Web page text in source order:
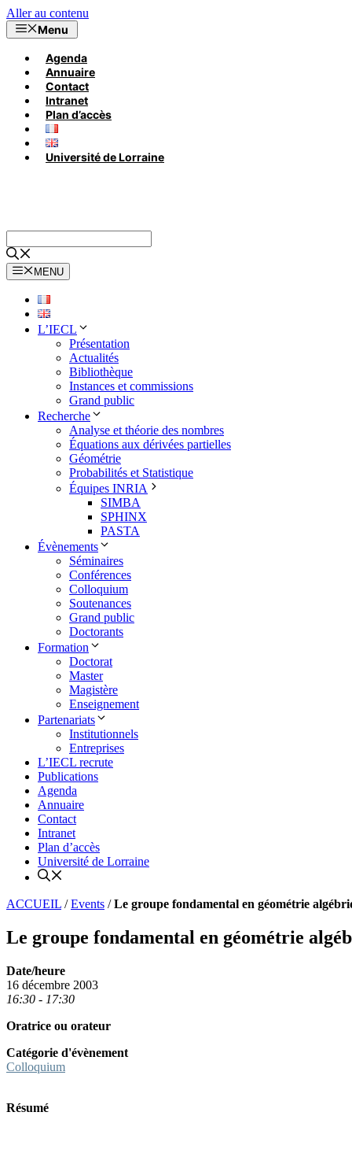
Aller au contenu
Menu
Agenda
Annuaire
Contact
Intranet
Plan d’accès
Université de Lorraine
MENU
L’IECL
Présentation
Actualités
Bibliothèque
Instances et commissions
Grand public
Recherche
Analyse et théorie des nombres
Équations aux dérivées partielles
Géométrie
Probabilités et Statistique
Équipes INRIA
SIMBA
SPHINX
PASTA
Évènements
Séminaires
Conférences
Colloquium
Soutenances
Grand public
Doctorants
Formation
Doctorat
Master
Magistère
Enseignement
Partenariats
Institutionnels
Entreprises
L’IECL recrute
Publications
Agenda
Annuaire
Contact
Intranet
Plan d’accès
Université de Lorraine
ACCUEIL /Events /Le groupe fondamental en géométrie
Le groupe fondamental en géométrie
Date/heure
16 décembre 2003
16:30 - 17:30
Oratrice ou orateur
Catégorie d'évènement
Colloquium
Résumé